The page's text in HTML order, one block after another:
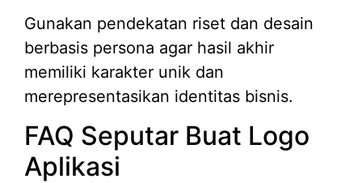
Gunakan pendekatan riset dan desain
berbasis persona agar hasil akhir
memiliki karakter unik dan
merepresentasikan identitas bisnis.
FAQ Seputar Buat Logo
Aplikasi